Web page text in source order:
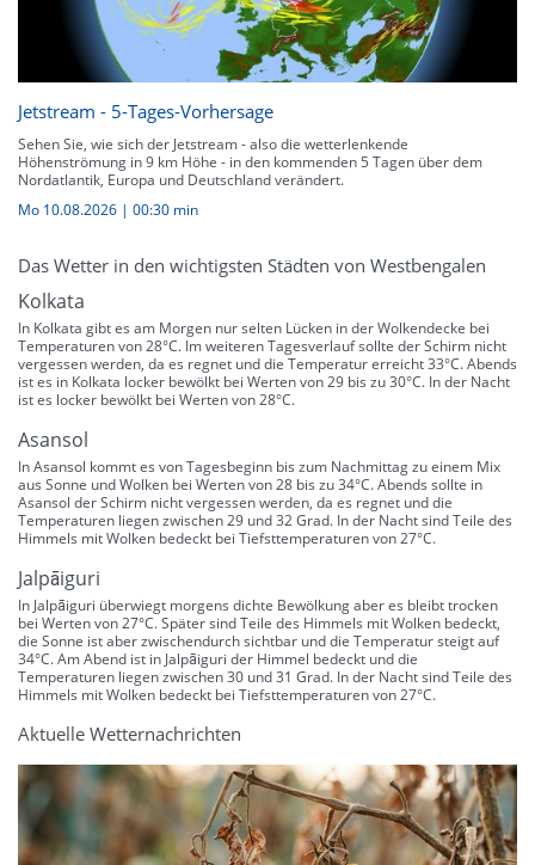
Jetstream - 5-Tages-Vorhersage
Sehen Sie, wie sich der Jetstream - also die wetterlenkende
Höhenströmung in 9 km Höhe - in den kommenden 5 Tagen über dem
Nordatlantik, Europa und Deutschland verändert.
Mo 10.08.2026 | 00:30 min
Das Wetter in den wichtigsten Städten von Westbengalen
Kolkata
In Kolkata gibt es am Morgen nur selten Lücken in der Wolkendecke bei
Temperaturen von 28°C. Im weiteren Tagesverlauf sollte der Schirm nicht
vergessen werden, da es regnet und die Temperatur erreicht 33°C. Abends
ist es in Kolkata locker bewölkt bei Werten von 29 bis zu 30°C. In der Nacht
ist es locker bewölkt bei Werten von 28°C.
Asansol
In Asansol kommt es von Tagesbeginn bis zum Nachmittag zu einem Mix
aus Sonne und Wolken bei Werten von 28 bis zu 34°C. Abends sollte in
Asansol der Schirm nicht vergessen werden, da es regnet und die
Temperaturen liegen zwischen 29 und 32 Grad. In der Nacht sind Teile des
Himmels mit Wolken bedeckt bei Tiefsttemperaturen von 27°C.
Jalpāiguri
In Jalpāiguri überwiegt morgens dichte Bewölkung aber es bleibt trocken
bei Werten von 27°C. Später sind Teile des Himmels mit Wolken bedeckt,
die Sonne ist aber zwischendurch sichtbar und die Temperatur steigt auf
34°C. Am Abend ist in Jalpāiguri der Himmel bedeckt und die
Temperaturen liegen zwischen 30 und 31 Grad. In der Nacht sind Teile des
Himmels mit Wolken bedeckt bei Tiefsttemperaturen von 27°C.
Aktuelle Wetternachrichten